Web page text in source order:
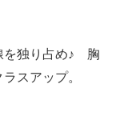
を独り占め♪ 胸
スアップ。